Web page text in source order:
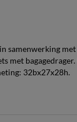
samenwerking
met
32bx27x28h.